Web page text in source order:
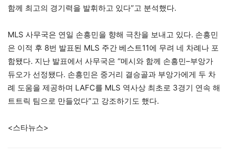
함께 최고의 경기력을 발휘하고 있다”고 분석했다.
MLS 사무국은 연일 손흥민을 향해 극찬을 보내고 있다. 손흥민
은 이적 후 8번 발표된 MLS 주간 베스트11에 무려 네 차례나 포
함됐다. 지난 발표에서 사무국은 “메시와 함께 손흥민–부앙가
듀오가 선정됐다. 손흥민은 중거리 결승골과 부앙가에게 두 차
례 도움을 제공하며 LAFC를 MLS 역사상 최초로 3경기 연속 해
트트릭 팀으로 만들었다”고 강조하기도 했다.
<스타뉴스>